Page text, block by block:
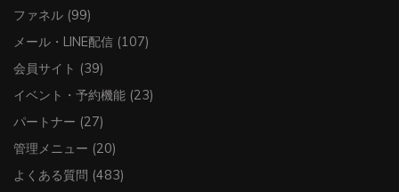
ファネル (99)
メール・LINE配信 (107)
会員サイト (39)
イベント・予約機能 (23)
パートナー (27)
管理メニュー (20)
よくある質問 (483)